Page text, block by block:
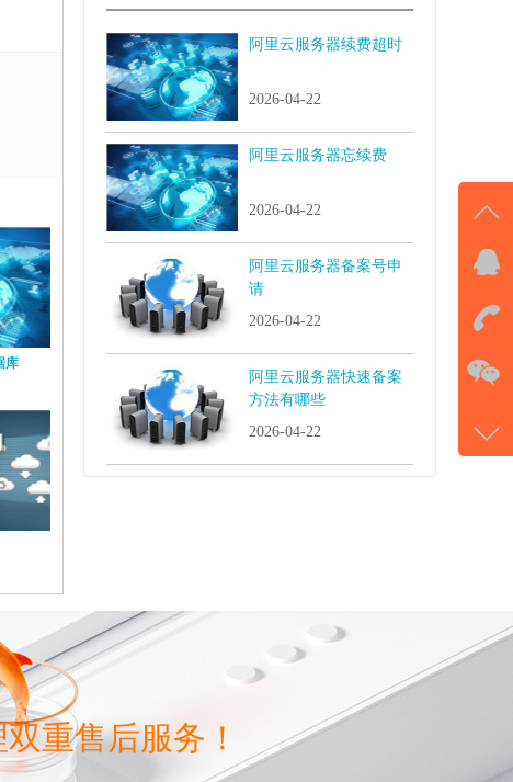
库
阿里云服务器续费超时
2026-04-22
阿里云服务器忘续费
2026-04-22
阿里云服务器备案号申
请
2026-04-22
阿里云服务器快速备案
方法有哪些
2026-04-22
重售后服务！
QQ
击
177-